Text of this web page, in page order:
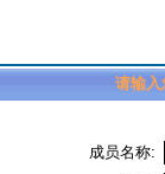
请输入
成员名称: